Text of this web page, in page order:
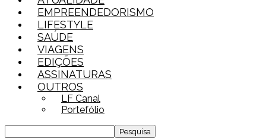
EMPREENDEDORISMO
LIFESTYLE
SAÚDE
VIAGENS
EDIÇÕES
ASSINATURAS
OUTROS
LF Canal
Portefólio